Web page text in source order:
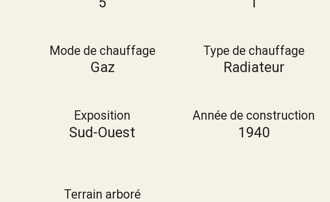
Mode de chauffage
Gaz
Type de chauffage
Radiateur
Exposition
Sud-Ouest
Année de construction
1940
Terrain arboré